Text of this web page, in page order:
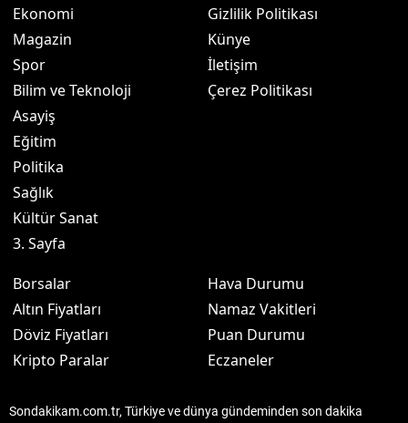
Ekonomi
Magazin
Spor
Bilim ve Teknoloji
Asayiş
Eğitim
Politika
Sağlık
Kültür Sanat
3. Sayfa
Gizlilik Politikası
Künye
İletişim
Çerez Politikası
Borsalar
Altın Fiyatları
Döviz Fiyatları
Kripto Paralar
Hava Durumu
Namaz Vakitleri
Puan Durumu
Eczaneler
Sondakikam.com.tr, Türkiye ve dünya gündeminden son dakika